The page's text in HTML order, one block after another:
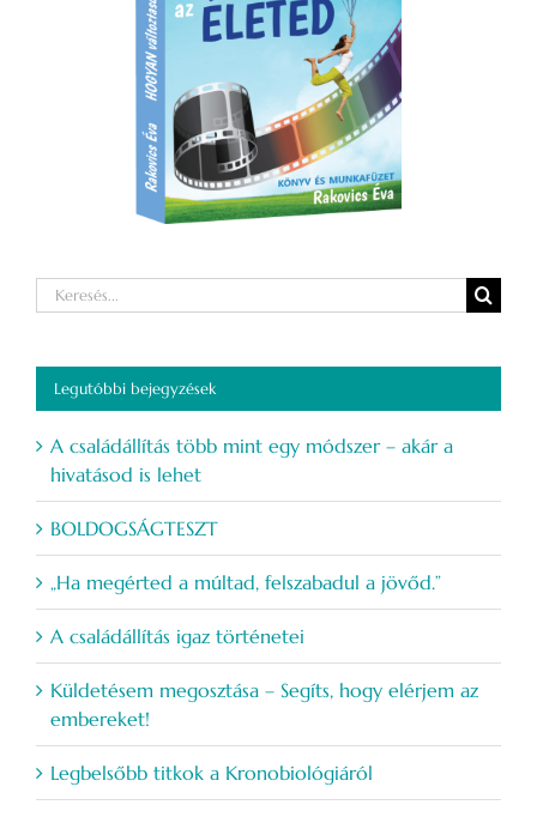
Keresés...
Legutóbbi bejegyzések
A családállítás több mint egy módszer – akár a
hivatásod is lehet
BOLDOGSÁGTESZT
„Ha megérted a múltad, felszabadul a jövőd.”
A családállítás igaz történetei
Küldetésem megosztása – Segíts, hogy elérjem az
embereket!
Legbelsőbb titkok a Kronobiológiáról